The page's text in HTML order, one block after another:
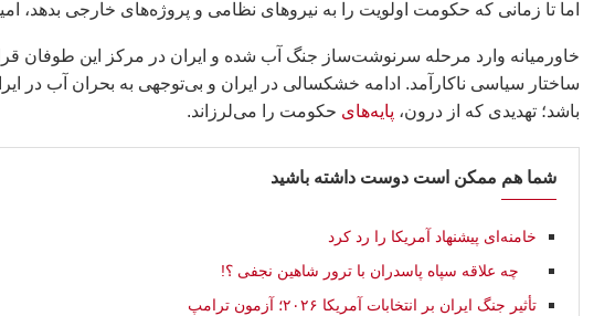
اما تا زمانی که حکومت اولویت را به نیروهای نظامی و پروژه‌های خارجی بدهد،
خاورمیانه وارد مرحله سرنوشت‌ساز جنگ آب شده و ایران در مرکز این طوفان
ساختار سیاسی ناکارآمد. ادامه خشکسالی در ایران و بی‌توجهی به بحران آب در
باشد؛ تهدیدی که از درون، پایه‌های حکومت را می‌لرزاند.
شما هم ممکن است دوست داشته باشید
خامنه‌ای پیشنهاد آمریکا را رد كرد
چه علاقه سپاه پاسدران با ترور شاهین نجفی ؟!
تأثیر جنگ ایران بر انتخابات آمریکا ۲۰۲۶؛ آزمون ترامپ